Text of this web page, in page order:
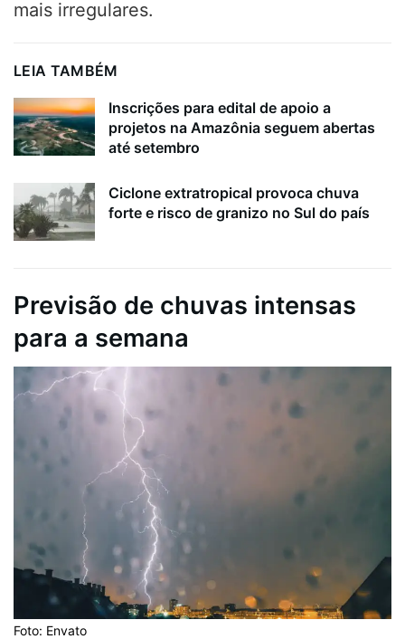
mais irregulares.
LEIA TAMBÉM
Inscrições para edital de apoio a
projetos na Amazônia seguem abertas
até setembro
Ciclone extratropical provoca chuva
forte e risco de granizo no Sul do país
Previsão de chuvas intensas
para a semana
Foto: Envato